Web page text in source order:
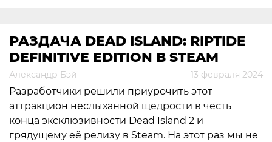
РАЗДАЧА DEAD ISLAND: RIPTIDE
DEFINITIVE EDITION В STEAM
Александр Бэй 13 февраля 2024
Разработчики решили приурочить этот
аттракцион неслыханной щедрости в честь
конца эксклюзивности Dead Island 2 и
грядущему её релизу в Steam. На этот раз мы не